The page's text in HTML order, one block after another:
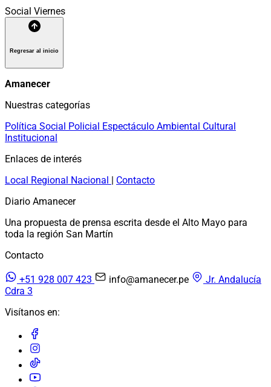
Social Viernes
Regresar al inicio
Amanecer
Nuestras categorías
Política Social Policial Espectáculo Ambiental Cultural
Institucional
Enlaces de interés
Local Regional Nacional | Contacto
Diario Amanecer
Una propuesta de prensa escrita desde el Alto Mayo para
toda la región San Martín
Contacto
+51 928 007 423 info@amanecer.pe
Jr. Andalucía
Cdra 3
Visítanos en: